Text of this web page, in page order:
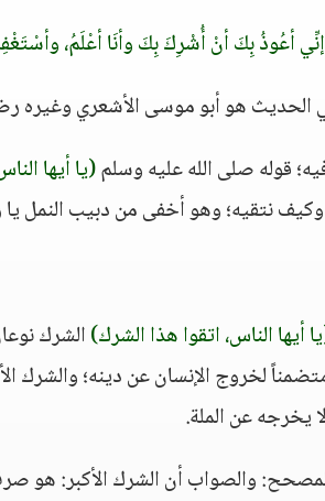
أعُوذُ بِكَ أنْ أُشْرِكَ بِكَ وأنَا أعْلَمُ،
هو أبو موسى الأشعري وغيره
قوله صلى الله عليه وسلم(يا أيها
نتقيه؛ وهو أخفى من دبيب النمل يا
أيها الناس، اتقوا هذا الشرك)الشرك
لخروج الإنسان عن دينه؛
يخرجه عن الملة.
والصواب أن الشرك الأكبر: هو صرف